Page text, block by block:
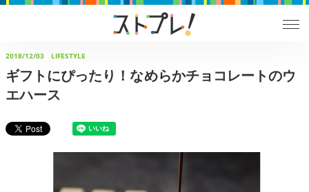
2018/12/03 LIFESTYLE
ギフトにぴったり！なめらかチョコレートのウ
エハース